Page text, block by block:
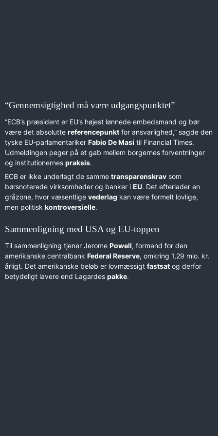
“Gennemsigtighed må være udgangspunktet”
“ECB’s præsident er EU’s højest lønnede embedsmand og bør
være det absolutte referencepunkt for ansvarlighed,” sagde den
tyske EU-parlamentariker Fabio De Masi til Financial Times.
Udmeldingen peger på et gab mellem borgernes forventninger
og institutionernes praksis.
ECB er ikke underlagt de samme transparenskrav som
børsnoterede virksomheder og banker i EU. Det efterlader en
gråzone, hvor væsentlige vederlag kan være formelt lovlige,
men politisk kontroversielle.
Sammenligning med USA og EU-toppen
Til sammenligning tjener Jerome Powell, formand for den
amerikanske centralbank Federal Reserve, omkring 1,29 mio. kr.
årligt. Det amerikanske beløb er lovmæssigt fastsat og derfor
betydeligt lavere end Lagardes pakke.